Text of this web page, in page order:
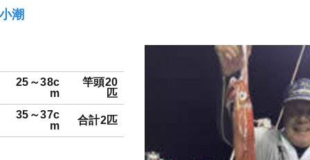
潮
25～38c
m
竿頭20
匹
35～37c
m
合計2匹